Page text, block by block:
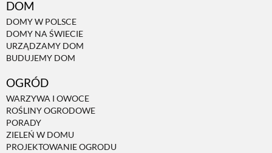
DOM
DOMY W POLSCE
DOMY NA ŚWIECIE
URZĄDZAMY DOM
BUDUJEMY DOM
OGRÓD
WARZYWA I OWOCE
ROŚLINY OGRODOWE
PORADY
ZIELEŃ W DOMU
PROJEKTOWANIE OGRODU
PROJEKTOWANIE OGRODU
NATURALNA APTECZKA